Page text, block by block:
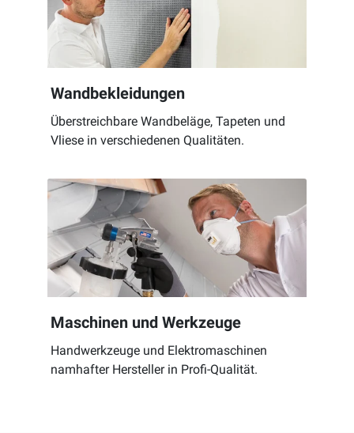
Wandbekleidungen
Überstreichbare Wandbeläge, Tapeten und
Vliese in verschiedenen Qualitäten.
Maschinen und Werkzeuge
Handwerkzeuge und Elektromaschinen
namhafter Hersteller in Profi-Qualität.